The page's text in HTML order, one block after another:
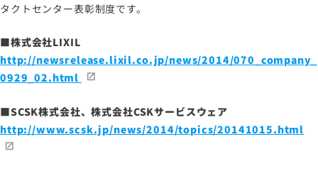
タクトセンター表彰制度です。
■株式会社LIXIL
http://newsrelease.lixil.co.jp/news/2014/070_company_
0929_02.html
■SCSK株式会社、株式会社CSKサービスウェア
http://www.scsk.jp/news/2014/topics/20141015.html